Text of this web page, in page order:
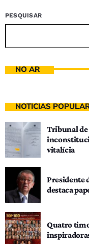
PESQUISAR
NO AR
NOTÍCIAS
Tribunal de
vitalícia
Presidente
destaca
Quatro